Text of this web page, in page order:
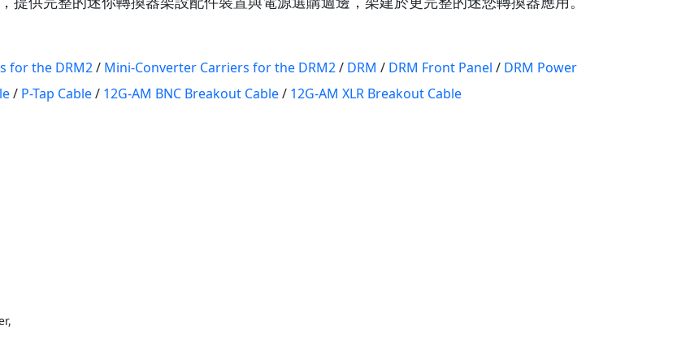
for the DRM2/ Mini-Converter Carriers for the DRM2/ DRM / DRM Front Panel / DRM Power
/ P-Tap Cable/ 12G-AM BNC Breakout Cable/ 12G-AM XLR Breakout Cable